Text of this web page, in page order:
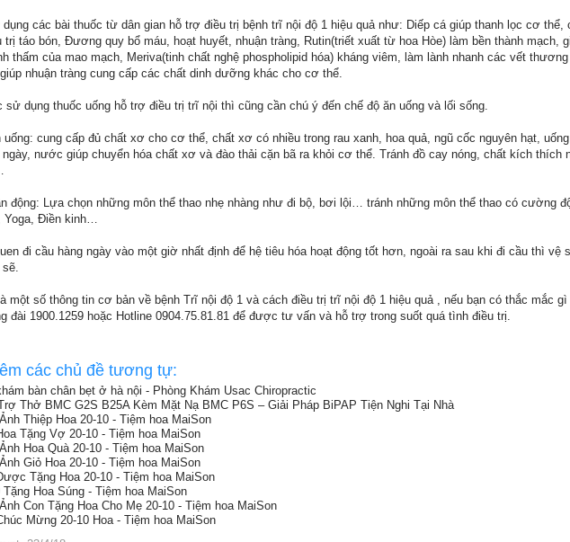
các bài thuốc từ dân gian hỗ trợ điều trị bệnh trĩ nội độ 1 hiệu quả như: Diếp cá giúp thanh lọc cơ thể,
trị táo bón, Đương quy bổ máu, hoạt huyết, nhuận tràng, Rutin(triết xuất từ hoa Hòe) làm bền thành mạch,
thấm của mao mạch, Meriva(tinh chất nghệ phospholipid hóa) kháng viêm, làm lành nhanh các vết
nhuận tràng cung cấp các chất dinh dưỡng khác cho cơ thể.
sử dụng thuốc uống hỗ trợ điều trị trĩ nội thì cũng cần chú ý đến chế độ ăn uống và lối sống.
uống: cung cấp đủ chất xơ cho cơ thể, chất xơ có nhiều trong rau xanh, hoa quả, ngũ cốc nguyên hạt,
nước giúp chuyển hóa chất xơ và đào thải cặn bã ra khỏi cơ thể. Tránh đồ cay nóng, chất kích thích
động: Lựa chọn những môn thể thao nhẹ nhàng như đi bộ, bơi lội… tránh những môn thể thao có cường
Yoga, Điền kinh…
đi cầu hàng ngày vào một giờ nhất định để hệ tiêu hóa hoạt động tốt hơn, ngoài ra sau khi đi cầu thì vệ
sẽ.
một số thông tin cơ bản về bệnh Trĩ nội độ 1 và cách điều trị trĩ nội độ 1 hiệu quả , nếu bạn có thắc mắc
đài 1900.1259 hoặc Hotline 0904.75.81.81 để được tư vấn và hỗ trợ trong suốt quá tình điều trị.
các chủ đề tương tự:
bàn chân bẹt ở hà nội - Phòng Khám Usac Chiropractic
Thở BMC G2S B25A Kèm Mặt Nạ BMC P6S – Giải Pháp BiPAP Tiện Nghi Tại Nhà
Thiệp Hoa 20-10 - Tiệm hoa MaiSon
Tặng Vợ 20-10 - Tiệm hoa MaiSon
Hoa Quà 20-10 - Tiệm hoa MaiSon
Giỏ Hoa 20-10 - Tiệm hoa MaiSon
Tặng Hoa 20-10 - Tiệm hoa MaiSon
Tặng Hoa Súng - Tiệm hoa MaiSon
Con Tặng Hoa Cho Mẹ 20-10 - Tiệm hoa MaiSon
Mừng 20-10 Hoa - Tiệm hoa MaiSon